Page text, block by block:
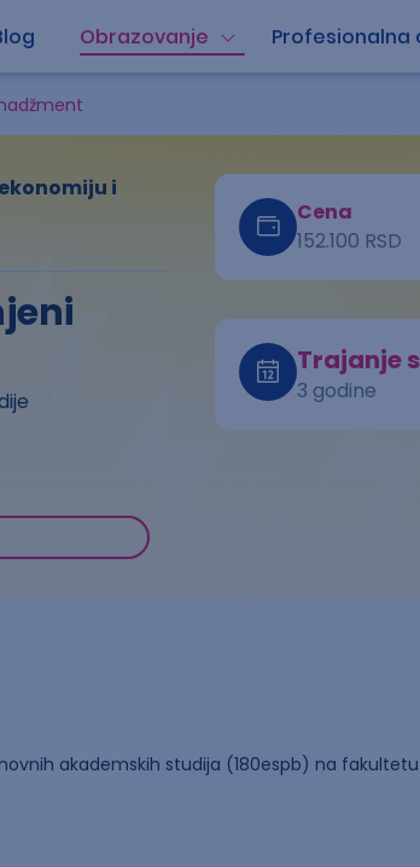
Obrazovanje Profesionalna
i
Cena
152.100 RSD
Trajanje
3 godine
akademskih studija (180espb) na